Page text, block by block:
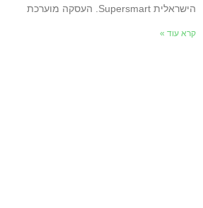
הישראלית Supersmart. העסקה מוערכת
קרא עוד »